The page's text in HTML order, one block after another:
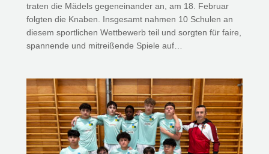
traten die Mädels gegeneinander an, am 18. Februar
folgten die Knaben. Insgesamt nahmen 10 Schulen an
diesem sportlichen Wettbewerb teil und sorgten für faire,
spannende und mitreißende Spiele auf…